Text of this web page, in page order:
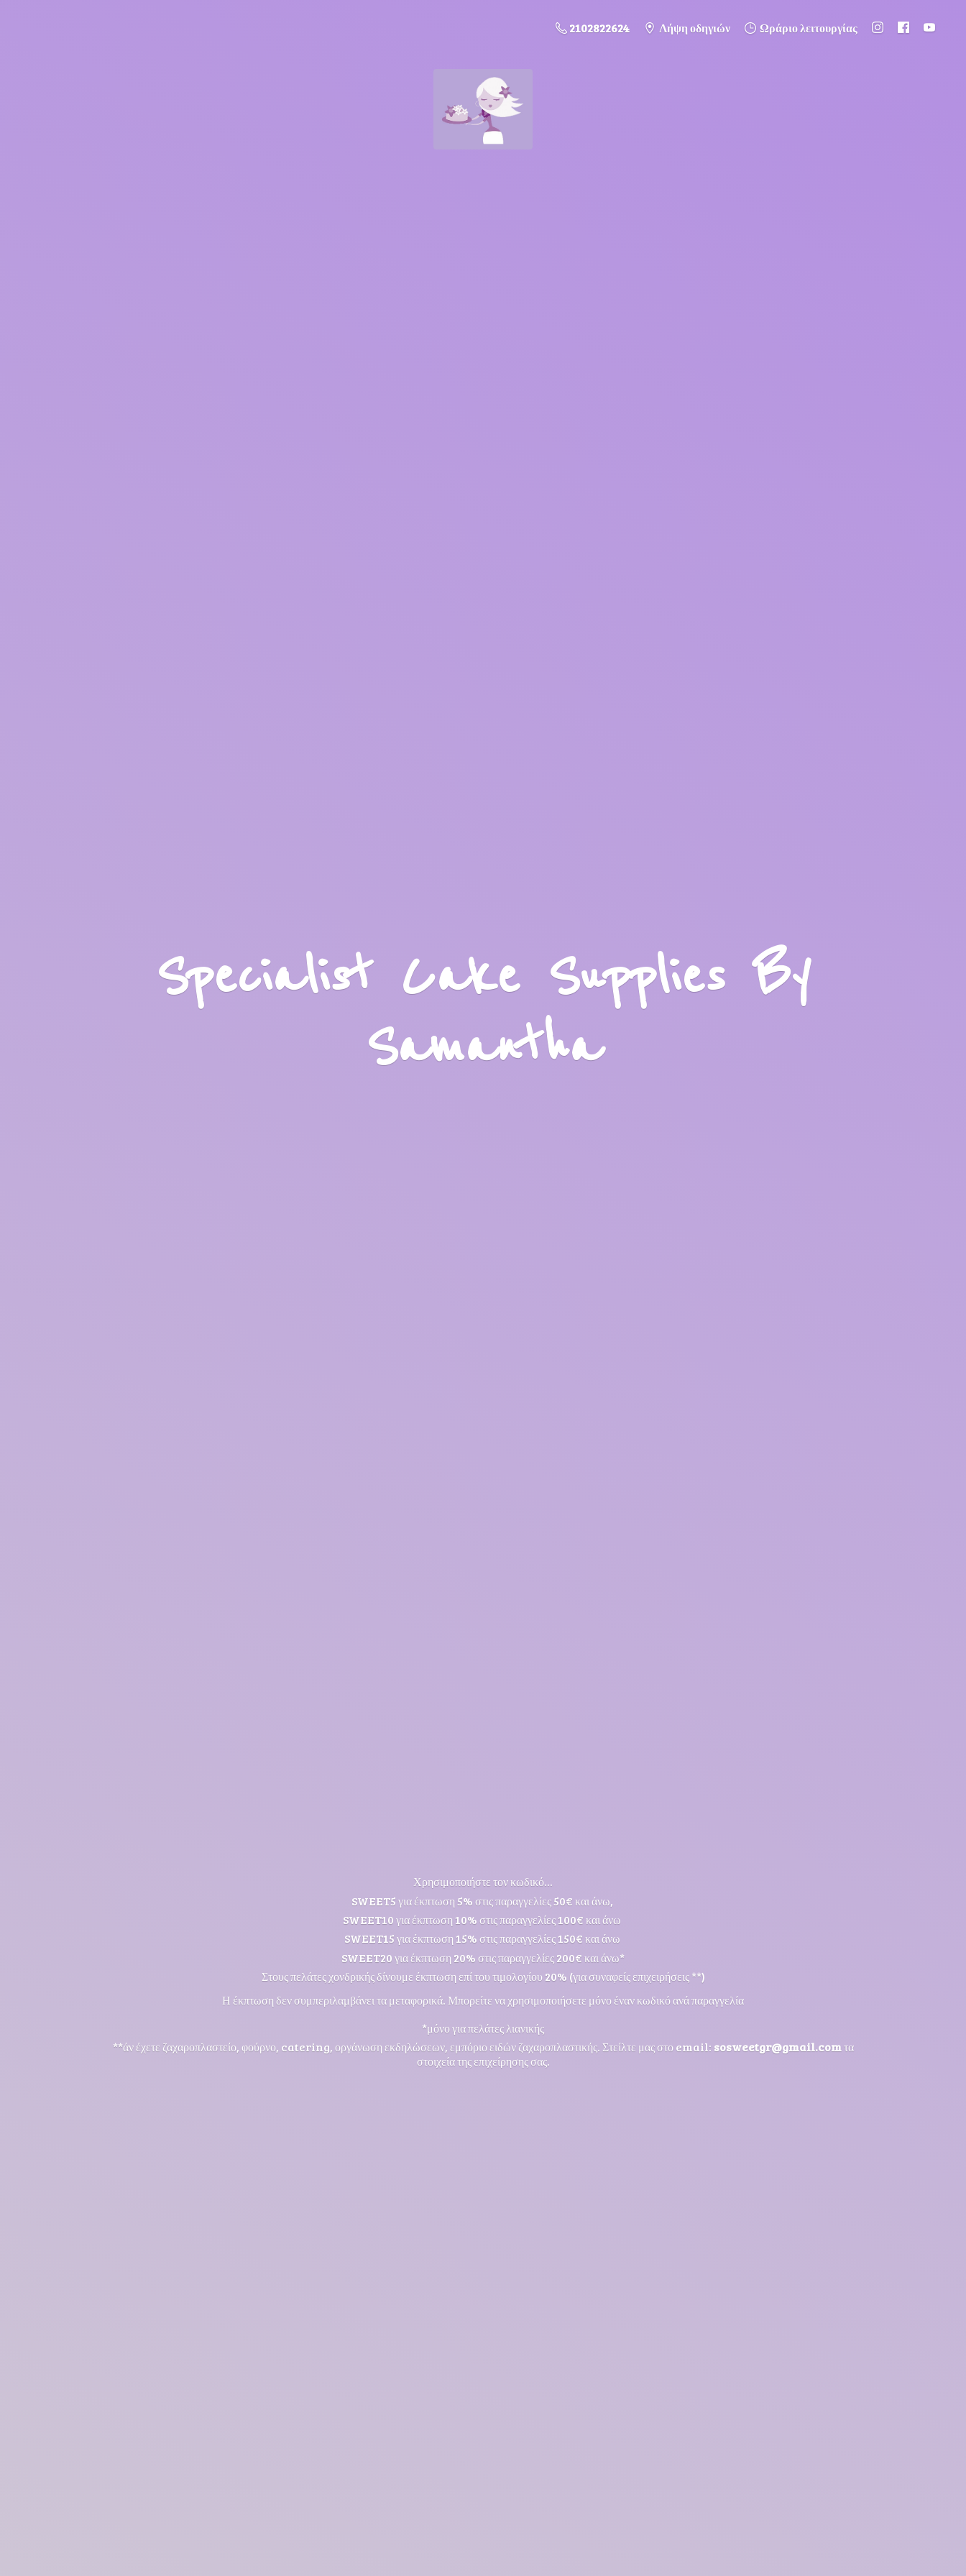
2102822624 Λήψη οδηγιών Ωράριο λειτουργίας
Specialist Cake SuppliesBy
Samantha
Χρησιμοποιήστε τον κωδικό...
SWEET5 για έκπτωση 5% στις παραγγελίες 50€ και άνω,
SWEET10 για έκπτωση 10% στις παραγγελίες 100€ και άνω
SWEET15 για έκπτωση 15% στις παραγγελίες 150€ και άνω
SWEET20 για έκπτωση 20% στις παραγγελίες 200€ και άνω*
Στους πελάτες χονδρικής δίνουμε έκπτωση επί του τιμολογίου 20% (για συναφείς επιχειρήσεις **)
Η έκπτωση δεν συμπεριλαμβάνει τα μεταφορικά. Μπορείτε να χρησιμοποιήσετε μόνο έναν κωδικό ανά παραγγελία
*μόνο για πελάτες λιανικής
**άν έχετε ζαχαροπλαστείο, φούρνο, catering, οργάνωση εκδηλώσεων, εμπόριο ειδών ζαχαροπλαστικής. Στείλτε μας στο email: sosweetgr@gmail.comτα
στοιχεία της επιχείρησης σας.